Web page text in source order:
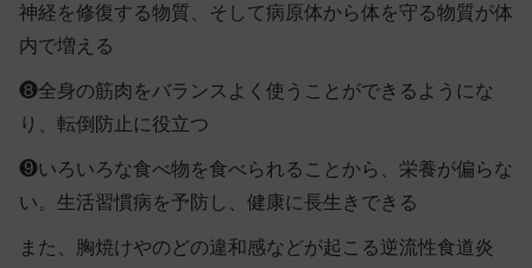
神経を修復する物質、そして病原体から体を守る物質が体
内で増える
❽全身の筋肉をバランスよく使うことができるようにな
り、転倒防止に役立つ
❾いろいろな食べ物を食べられることから、栄養が偏らな
い。生活習慣病を予防し、健康に長生きできる
また、胸焼けやのどの違和感などが起こる逆流性食道炎